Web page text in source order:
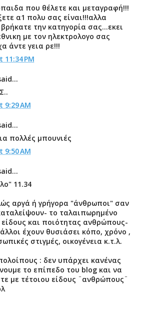
που θέλετε και μεταγραφή!!!
α1 πολυ σας είναι!!!αλλα
την κατηγορία σας...εκει
με τον ηλεκτρολογο σας
άντε γεια ρε!!!
11:34 PM
9:29 AM
πολλές μπουνιές
9:50 AM
11.34
αργά ή γρήγορα "άνθρωποι" σαν
το ταλαιπωρημένο
και ποιότητας ανθρώπους-
έχουν θυσιάσει κόπο, χρόνο ,
στιγμές, οικογένεια κ.τ.λ.
: δεν υπάρχει κανένας
το επίπεδο του blog και να
με τέτοιου είδους ¨ανθρώπους¨